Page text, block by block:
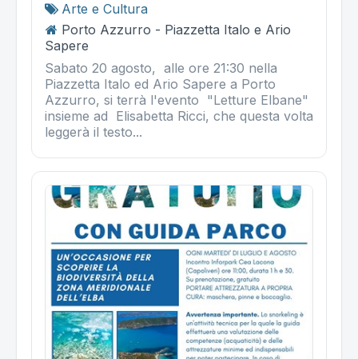
Arte e Cultura
Porto Azzurro - Piazzetta Italo e Ario
Sapere
Sabato 20 agosto, alle ore 21:30 nella
Piazzetta Italo ed Ario Sapere a Porto
Azzurro, si terrà l'evento "Letture Elbane"
insieme ad Elisabetta Ricci, che questa volta
leggerà il testo...